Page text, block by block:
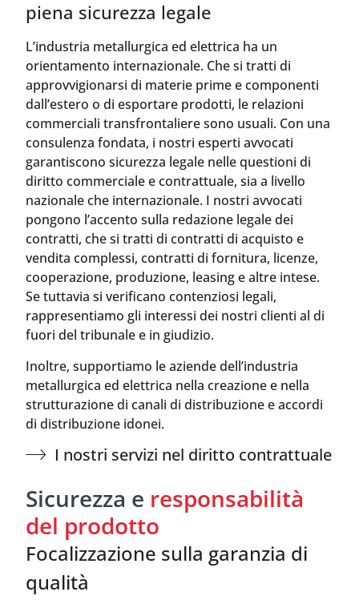
piena sicurezza legale
L’industria metallurgica ed elettrica ha un
orientamento internazionale. Che si tratti di
approvvigionarsi di materie prime e componenti
dall’estero o di esportare prodotti, le relazioni
commerciali transfrontaliere sono usuali. Con una
consulenza fondata, i nostri esperti avvocati
garantiscono sicurezza legale nelle questioni di
diritto commerciale e contrattuale, sia a livello
nazionale che internazionale. I nostri avvocati
pongono l’accento sulla redazione legale dei
contratti, che si tratti di contratti di acquisto e
vendita complessi, contratti di fornitura, licenze,
cooperazione, produzione, leasing e altre intese.
Se tuttavia si verificano contenziosi legali,
rappresentiamo gli interessi dei nostri clienti al di
fuori del tribunale e in giudizio.
Inoltre, supportiamo le aziende dell’industria
metallurgica ed elettrica nella creazione e nella
strutturazione di canali di distribuzione e accordi
di distribuzione idonei.
I nostri servizi nel diritto contrattuale
Sicurezza e responsabilità
del prodotto
Focalizzazione sulla garanzia di
qualità